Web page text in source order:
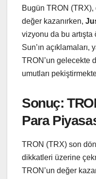
Bugün TRON
değer kazanırken,
vizyonu da bu artışta
Sun’ın açıklamaları,
TRON’un gelecekte
umutları
Sonuç:
Para
TRON (TRX) son
dikkatleri üzerine
TRON’un değer